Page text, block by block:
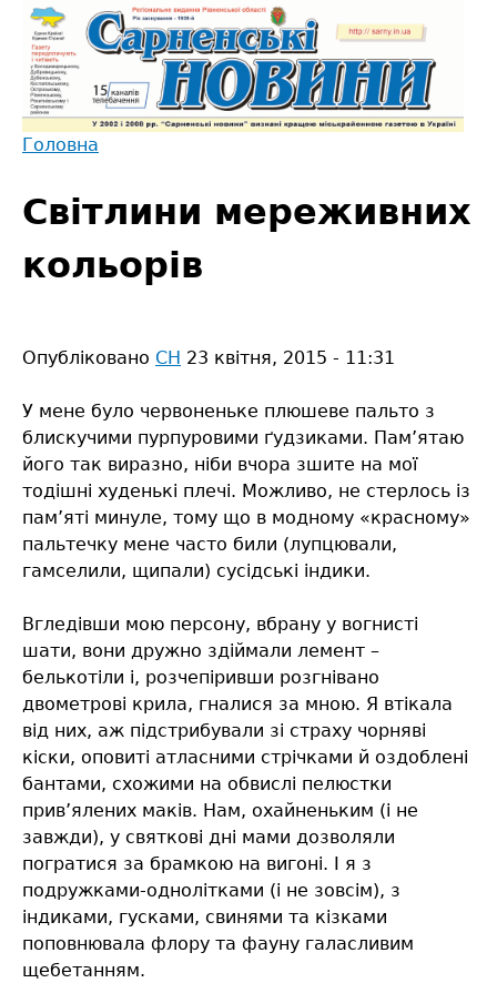
Jump
navigation
є
тут
Головна
to
top
Світлини мереживних
кольорів
Опубліковано СН 23 квітня, 2015 - 11:31
У мене було червоненьке плюшеве пальто з
блискучими пурпуровими ґудзиками. Пам’ятаю
його так виразно, ніби вчора зшите на мої
тодішні худенькі плечі. Можливо, не стерлось із
пам’яті минуле, тому що в модному «красному»
пальтечку мене часто били (лупцювали,
гамселили, щипали) сусідські індики.
Вгледівши мою персону, вбрану у вогнисті
шати, вони дружно здіймали лемент –
белькотіли і, розчепіривши розгнівано
двометрові крила, гналися за мною. Я втікала
від них, аж підстрибували зі страху чорняві
кіски, оповиті атласними стрічками й оздоблені
бантами, схожими на обвислі пелюстки
прив’ялених маків. Нам, охайненьким (і не
завжди), у святкові дні мами дозволяли
погратися за брамкою на вигоні. І я з
подружками-однолітками (і не зовсім), з
індиками, гусками, свинями та кізками
поповнювала флору та фауну галасливим
щебетанням.